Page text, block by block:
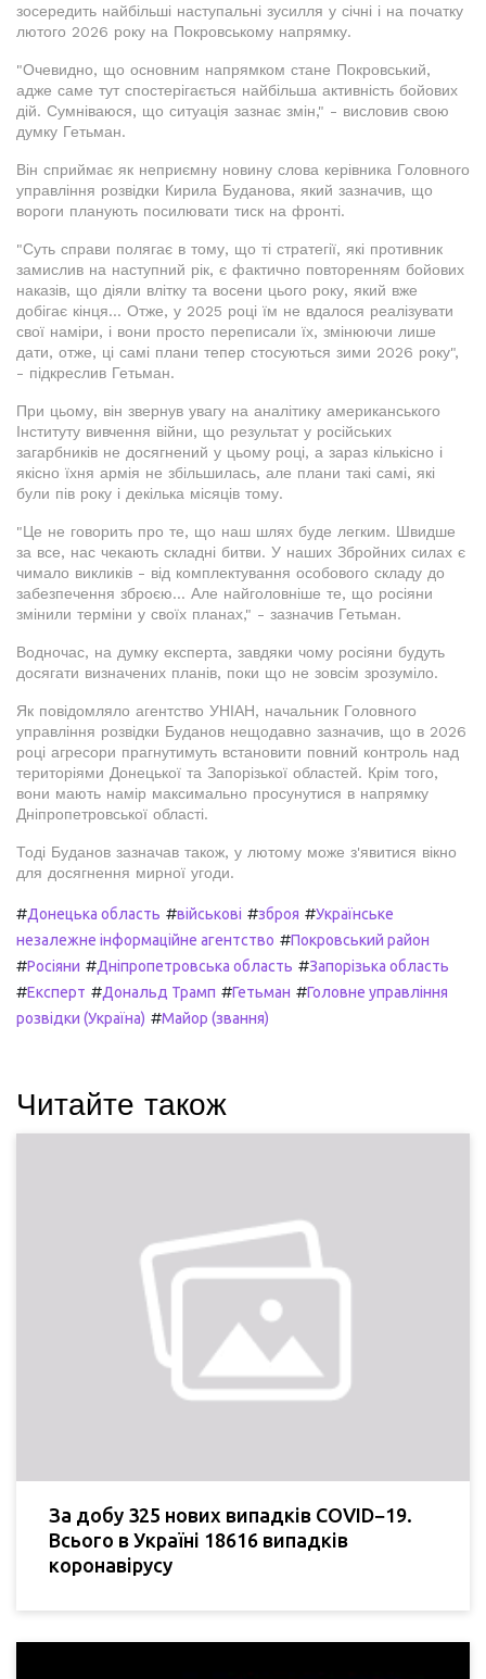
зосередить найбільші наступальні зусилля у січні і на початку
лютого 2026 року на Покровському напрямку.
"Очевидно, що основним напрямком стане Покровський,
адже саме тут спостерігається найбільша активність бойових
дій. Сумніваюся, що ситуація зазнає змін," - висловив свою
думку Гетьман.
Він сприймає як неприємну новину слова керівника Головного
управління розвідки Кирила Буданова, який зазначив, що
вороги планують посилювати тиск на фронті.
"Суть справи полягає в тому, що ті стратегії, які противник
замислив на наступний рік, є фактично повторенням бойових
наказів, що діяли влітку та восени цього року, який вже
добігає кінця... Отже, у 2025 році їм не вдалося реалізувати
свої наміри, і вони просто переписали їх, змінюючи лише
дати, отже, ці самі плани тепер стосуються зими 2026 року",
- підкреслив Гетьман.
При цьому, він звернув увагу на аналітику американського
Інституту вивчення війни, що результат у російських
загарбників не досягнений у цьому році, а зараз кількісно і
якісно їхня армія не збільшилась, але плани такі самі, які
були пів року і декілька місяців тому.
"Це не говорить про те, що наш шлях буде легким. Швидше
за все, нас чекають складні битви. У наших Збройних силах є
чимало викликів - від комплектування особового складу до
забезпечення зброєю... Але найголовніше те, що росіяни
змінили терміни у своїх планах," - зазначив Гетьман.
Водночас, на думку експерта, завдяки чому росіяни будуть
досягати визначених планів, поки що не зовсім зрозуміло.
Як повідомляло агентство УНІАН, начальник Головного
управління розвідки Буданов нещодавно зазначив, що в 2026
році агресори прагнутимуть встановити повний контроль над
територіями Донецької та Запорізької областей. Крім того,
вони мають намір максимально просунутися в напрямку
Дніпропетровської області.
Тоді Буданов зазначав також, у лютому може з'явитися вікно
для досягнення мирної угоди.
#Донецька область #військові #зброя #Українське
незалежне інформаційне агентство #Покровський район
#Росіяни #Дніпропетровська область #Запорізька область
#Експерт #Дональд Трамп #Гетьман #Головне управління
розвідки (Україна) #Майор (звання)
Читайте також
За добу 325 нових випадків COVID−19.
Всього в Україні 18616 випадків
коронавірусу